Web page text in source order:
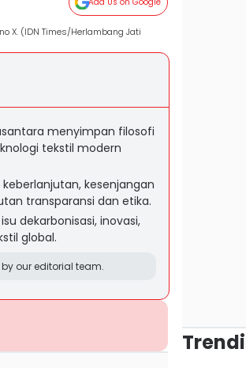
X. (IDN Times/Herlambang Jati
menyimpan filosofi
tekstil modern
kesenjangan
transparansi dan etika.
dekarbonisasi, inovasi,
global.
our editorial team.